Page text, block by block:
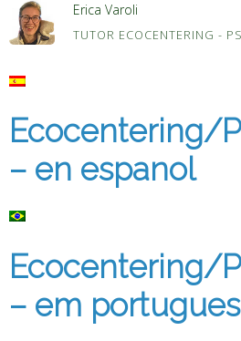
Erica Varoli
TUTOR ECOCENTERING -
Ecocentering/
– en espanol
Ecocentering/
– em portugues